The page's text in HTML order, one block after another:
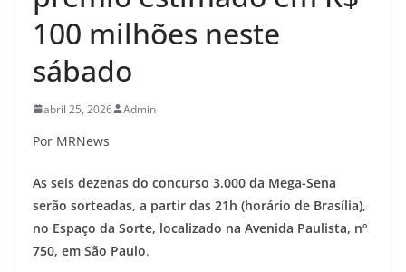
100 milhões neste
sábado
abril 25, 2026 Admin
Por MRNews
As seis dezenas do concurso 3.000 da Mega-Sena
serão sorteadas, a partir das 21h (horário de Brasília),
no Espaço da Sorte, localizado na Avenida Paulista, nº
750, em São Paulo.